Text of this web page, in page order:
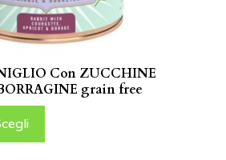
Con ZUCCHINE
grain free